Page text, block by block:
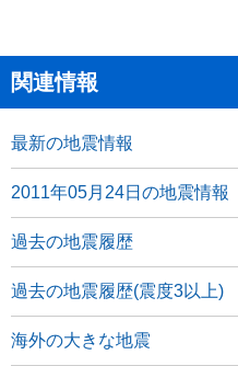
関連情報
最新の地震情報
2011年05月24日の地震情報
過去の地震履歴
過去の地震履歴(震度3以上)
海外の大きな地震